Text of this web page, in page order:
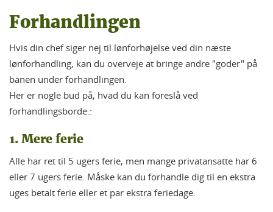
Forhandlingen
Hvis din chef siger nej til lønforhøjelse ved din næste
lønforhandling, kan du overveje at bringe andre "goder" på
banen under forhandlingen.
Her er nogle bud på, hvad du kan foreslå ved
forhandlingsborde.:
1. Mere ferie
Alle har ret til 5 ugers ferie, men mange privatansatte har 6
eller 7 ugers ferie. Måske kan du forhandle dig til en ekstra
uges betalt ferie eller et par ekstra feriedage.